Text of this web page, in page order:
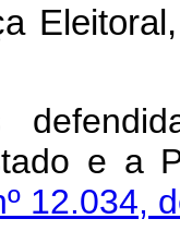
Estado
12.034,